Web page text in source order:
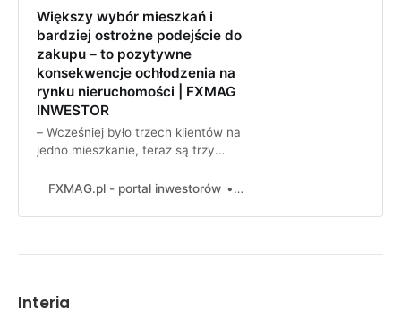
pustostanów biurowych o
Większy wybór mieszkań i
bardziej ostrożne podejście do
zakupu – to pozytywne
konsekwencje ochłodzenia na
rynku nieruchomości | FXMAG
INWESTOR
– Wcześniej było trzech klientów na
jedno mieszkanie, teraz są trzy
opowiadają agenci nieruchomości.
wybór ofert, czas na zastanowienie
ceny to pozytywne strony zastoju
FXMAG.pl - portal inwestorów FXMAG
Interia